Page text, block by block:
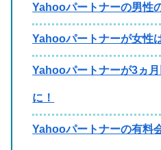
Yahooパートナーの男性
Yahooパートナーが女性
Yahooパートナーが3ヵ
に！
Yahooパートナーの有料